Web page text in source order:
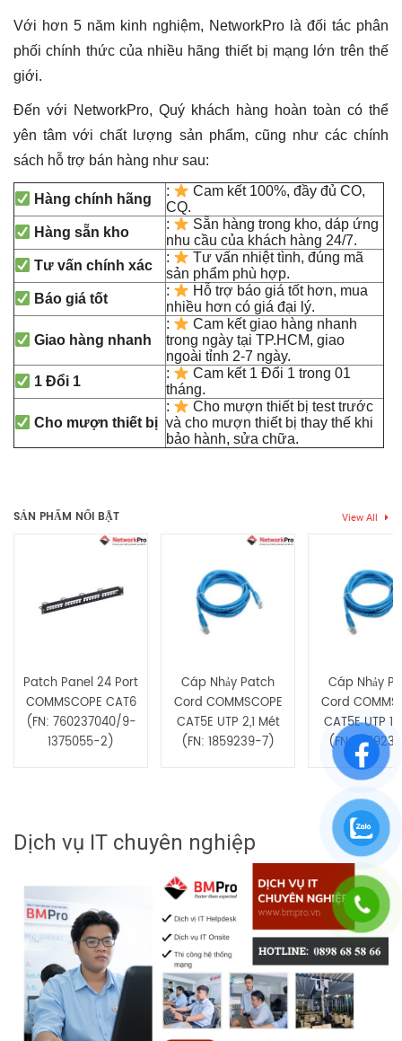
Với hơn 5 năm kinh nghiệm, NetworkPro là đối tác phân
phối chính thức của nhiều hãng thiết bị mạng lớn trên thế
giới.
Đến với NetworkPro, Quý khách hàng hoàn toàn có thể
yên tâm với chất lượng sản phẩm, cũng như các chính
sách hỗ trợ bán hàng như sau:
Hàng chính hãng
:
Cam kết 100%, đầy đủ CO,
CQ.
Hàng sẵn kho
:
Sẵn hàng trong kho, dáp ứng
nhu cầu của khách hàng 24/7.
Tư vấn chính xác
:
Tư vấn nhiệt tình, đúng mã
sản phẩm phù hợp.
Báo giá tốt
:
Hỗ trợ báo giá tốt hơn, mua
nhiều hơn có giá đại lý.
Giao hàng nhanh
:
Cam kết giao hàng nhanh
trong ngày tại TP.HCM, giao
ngoài tỉnh 2-7 ngày.
1 Đổi 1
:
Cam kết 1 Đổi 1 trong 01
tháng.
Cho mượn thiết bị
:
Cho mượn thiết bị test trước
và cho mượn thiết bị thay thế khi
bảo hành, sửa chữa.
Hãy là người đầu tiên nhận xét “Cáp mạng AMP COMMSCOPE
CAT-6A FTP (884024508/10)”
để gửi đánh giá.
SẢN PHẨM NỔI BẬT View All
Patch Panel 24 Port
COMMSCOPE CAT6
(FN: 760237040/9-
1375055-2)
Cáp Nhảy Patch
Cord COMMSCOPE
CAT5E UTP 2,1 Mét
(FN: 1859239-7)
Cáp Nhảy
Cord
CAT5E UTP
(FN:
Dịch vụ IT chuyên nghiệp